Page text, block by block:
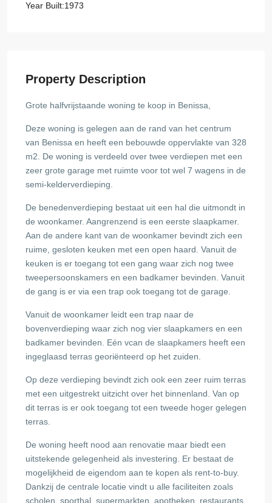
Year Built:1973
Property Description
Grote halfvrijstaande woning te koop in Benissa,
Deze woning is gelegen aan de rand van het centrum
van Benissa en heeft een bebouwde oppervlakte van 328
m2. De woning is verdeeld over twee verdiepen met een
zeer grote garage met ruimte voor tot wel 7 wagens in de
semi-kelderverdieping.
De benedenverdieping bestaat uit een hal die uitmondt in
de woonkamer. Aangrenzend is een eerste slaapkamer.
Aan de andere kant van de woonkamer bevindt zich een
ruime, gesloten keuken met een open haard. Vanuit de
keuken is er toegang tot een gang waar zich nog twee
tweepersoonskamers en een badkamer bevinden. Vanuit
de gang is er via een trap ook toegang tot de garage.
Vanuit de woonkamer leidt een trap naar de
bovenverdieping waar zich nog vier slaapkamers en een
badkamer bevinden. Eén vcan de slaapkamers heeft een
ingeglaasd terras georiënteerd op het zuiden.
Op deze verdieping bevindt zich ook een zeer ruim terras
met een uitgestrekt uitzicht over het binnenland. Van op
dit terras is er ook toegang tot een tweede hoger gelegen
terras.
De woning heeft nood aan renovatie maar biedt een
uitstekende gelegenheid als investering. Er bestaat de
mogelijkheid de eigendom aan te kopen als rent-to-buy.
Dankzij de centrale locatie vindt u alle faciliteiten zoals
scholen, sporthal, supermarkten, apotheken, restaurants,